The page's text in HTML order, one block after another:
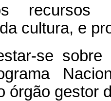
recursos
cultura, e
se
órgão gestor